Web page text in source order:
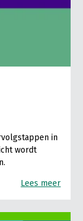
in
wordt
Lees meer